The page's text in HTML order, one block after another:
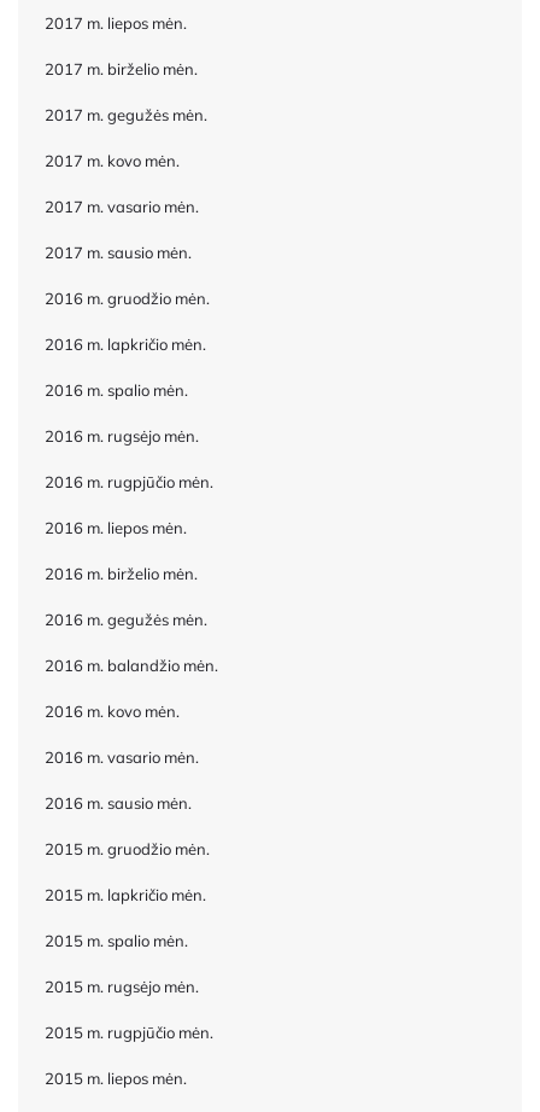
2017 m. liepos mėn.
2017 m. birželio mėn.
2017 m. gegužės mėn.
2017 m. kovo mėn.
2017 m. vasario mėn.
2017 m. sausio mėn.
2016 m. gruodžio mėn.
2016 m. lapkričio mėn.
2016 m. spalio mėn.
2016 m. rugsėjo mėn.
2016 m. rugpjūčio mėn.
2016 m. liepos mėn.
2016 m. birželio mėn.
2016 m. gegužės mėn.
2016 m. balandžio mėn.
2016 m. kovo mėn.
2016 m. vasario mėn.
2016 m. sausio mėn.
2015 m. gruodžio mėn.
2015 m. lapkričio mėn.
2015 m. spalio mėn.
2015 m. rugsėjo mėn.
2015 m. rugpjūčio mėn.
2015 m. liepos mėn.